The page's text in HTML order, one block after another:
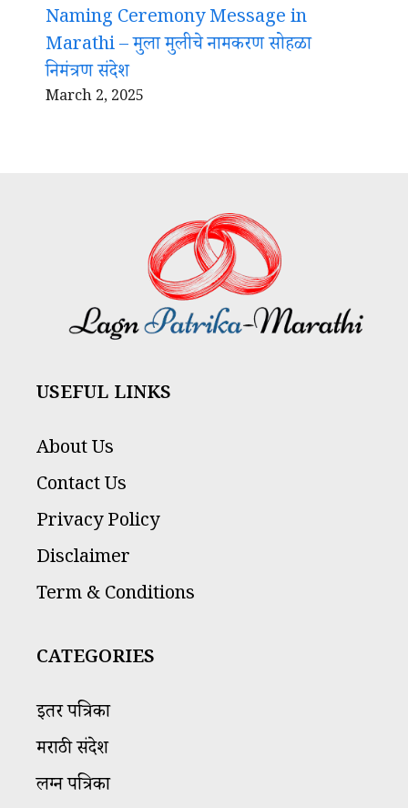
Naming Ceremony Message in
Marathi – मुला मुलीचे नामकरण सोहळा
निमंत्रण संदेश
March 2, 2025
USEFUL LINKS
About Us
Contact Us
Privacy Policy
Disclaimer
Term & Conditions
CATEGORIES
इतर पत्रिका
मराठी संदेश
लग्न पत्रिका